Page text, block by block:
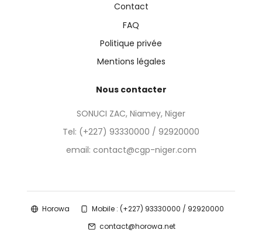
Contact
FAQ
Politique privée
Mentions légales
Nous contacter
SONUCI ZAC, Niamey, Niger
Tel: (+227) 93330000 / 92920000
email: contact@cgp-niger.com
Horowa
Mobile : (+227) 93330000 / 92920000
contact@horowa.net